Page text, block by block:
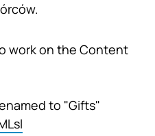
work on the Content
to "Gifts"